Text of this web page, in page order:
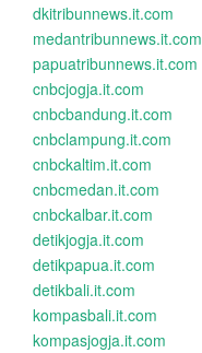
dkitribunnews.it.com
medantribunnews.it.com
papuatribunnews.it.com
cnbcjogja.it.com
cnbcbandung.it.com
cnbclampung.it.com
cnbckaltim.it.com
cnbcmedan.it.com
cnbckalbar.it.com
detikjogja.it.com
detikpapua.it.com
detikbali.it.com
kompasbali.it.com
kompasjogja.it.com